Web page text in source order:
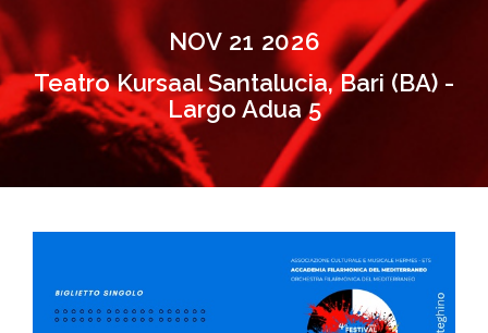
NOV 21 2026
Teatro Kursaal Santalucia, Bari (BA) -
Largo Adua 5